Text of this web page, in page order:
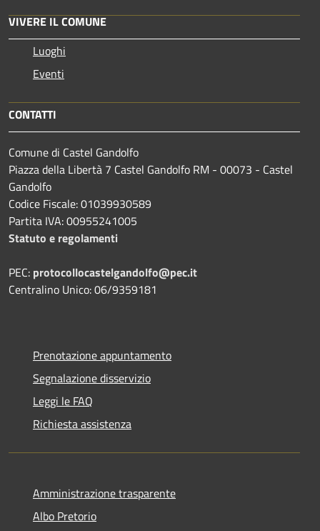
VIVERE IL COMUNE
Luoghi
Eventi
CONTATTI
Comune di Castel Gandolfo
Piazza della Libertà 7 Castel Gandolfo RM - 00073 - Castel
Gandolfo
Codice Fiscale: 01039930589
Partita IVA: 00955241005
Statuto e regolamenti
PEC: protocollocastelgandolfo@pec.it
Centralino Unico: 06/9359181
Prenotazione appuntamento
Segnalazione disservizio
Leggi le FAQ
Richiesta assistenza
Amministrazione trasparente
Albo Pretorio